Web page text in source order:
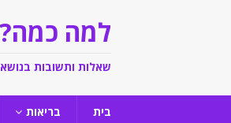
למה כמה?
שאלות ותשובות
בית בריאות